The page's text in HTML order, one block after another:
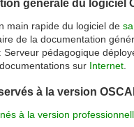
générale du logiciel
main rapide du logiciel de
de la documentation
Serveur pédagogique
sur Internet
à la version
à la version